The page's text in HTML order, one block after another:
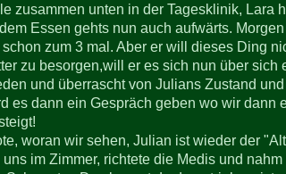
zusammen unten in der Tagesklinik, Lara
Essen gehts nun auch aufwärts.
zum 3 mal. Aber er will dieses Ding
zu besorgen,will er es sich nun über sich
und überrascht von Julians Zustand
es dann ein Gespräch geben wo wir
woran wir sehen, Julian ist wieder der
im Zimmer, richtete die Medis und